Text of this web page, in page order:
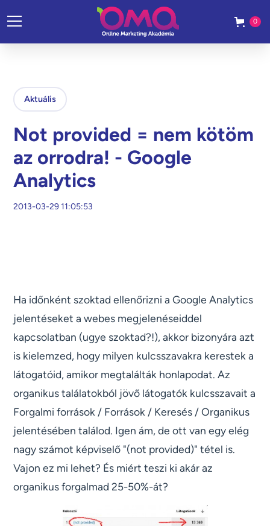
0
Aktuális
Not provided = nem kötöm
az orrodra! - Google
Analytics
2013-03-29 11:05:53
Ha időnként szoktad ellenőrizni a Google Analytics
jelentéseket a webes megjelenéseiddel
kapcsolatban (ugye szoktad?!), akkor bizonyára azt
is kielemzed, hogy milyen kulcsszavakra kerestek a
látogatóid, amikor megtalálták honlapodat. Az
organikus találatokból jövő látogatók kulcsszavait a
Forgalmi források / Források / Keresés / Organikus
jelentésében találod. Igen ám, de ott van egy elég
nagy számot képviselő "(not provided)" tétel is.
Vajon ez mi lehet? És miért teszi ki akár az
organikus forgalmad 25-50%-át?